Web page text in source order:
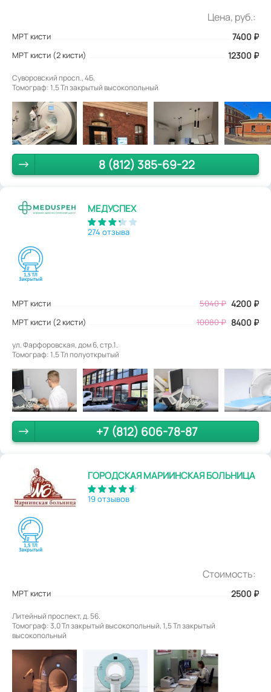
Цена, руб.:
МРТ кисти 7400 ₽
МРТ кисти (2 кисти) 12300 ₽
Суворовский просп., 4Б.
Томограф: 1,5 Тл закрытый высокопольный
8 (812) 385-69-22
МЕДУСПЕХ
274 отзыва
МРТ кисти 5040₽ 4200 ₽
МРТ кисти (2 кисти) 10080 ₽ 8400 ₽
ул. Фарфоровская, дом 6, стр.1.
Томограф: 1,5 Тл полуоткрытый
+7 (812) 606-78-87
ГОРОДСКАЯ МАРИИНСКАЯ БОЛЬНИЦА
19 отзывов
Стоимость:
МРТ кисти 2500 ₽
Литейный проспект, д. 56.
Томограф: 3,0 Тл закрытый высокопольный, 1,5 Тл закрытый
высокопольный